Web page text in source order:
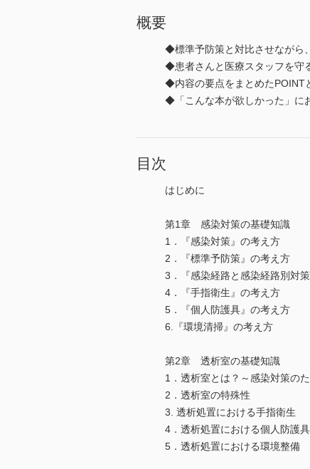
概要
◆標準予防策と対比させながら
◆患者さんと医療スタッフを守
◆内容の要点をまとめたPOINT
◆「こんな本が欲しかった」に
目次
はじめに
第1章 感染対策の基礎知識
1．『感染対策』の考え方
2．『標準予防策』の考え方
3．『感染経路と感染経路別対
4．『手指衛生』の考え方
5．『個人防護具』の考え方
6.『環境清掃』の考え方
第2章 透析室の基礎知識
1．透析室とは？～感染対策の
2．透析室の特殊性
3. 透析処置における手指衛生
4．透析処置における個人防護具
5．透析処置における環境整備